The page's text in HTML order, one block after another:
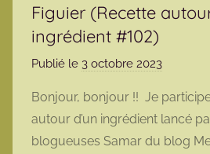
Figuier (Recette
ingrédient #102)
Publié le 3 octobre 2023
r
m
a
Bonjour, bonjour !! Je
autour d’un ingrédient lancé
blogueuses Samar du blog